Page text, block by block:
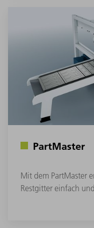
PartMaster
Mit dem PartMaster
Restgitter einfach